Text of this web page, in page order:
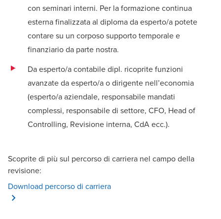
con seminari interni. Per la formazione continua
esterna finalizzata al diploma da esperto/a potete
contare su un corposo supporto temporale e
finanziario da parte nostra.
Da esperto/a contabile dipl. ricoprite funzioni
avanzate da esperto/a o dirigente nell’economia
(esperto/a aziendale, responsabile mandati
complessi, responsabile di settore, CFO, Head of
Controlling, Revisione interna, CdA ecc.).
Scoprite di più sul percorso di carriera nel campo della
revisione:
Download percorso di carrieraOpens in a new window/tab